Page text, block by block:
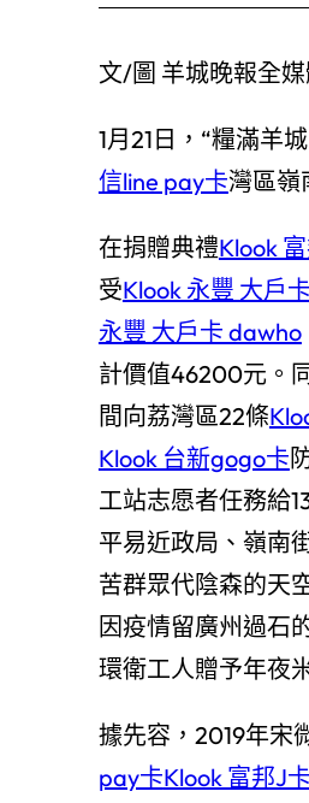
文/圖 羊城晚報全
1月21日，“糧滿羊
信line pay卡灣區嶺
在捐贈典禮Klook
受Klook 永豐 大戶
永豐 大戶卡 dawho
計價值46200元。
間向荔灣區22條
Klook 台新gogo卡
工站志愿者任務給
平易近政局、嶺南
苦群眾代陰森的天
因疫情留廣州過石
環衛工人贈予年夜
據先容，2019年宋
pay卡Klook 富邦J卡